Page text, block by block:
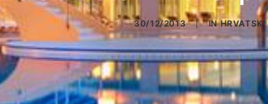
30/12/2013 | IN